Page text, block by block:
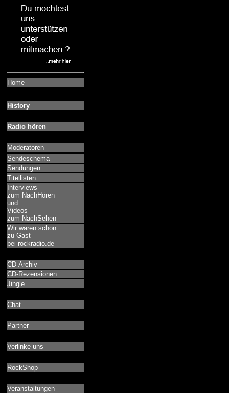
Home
History
Radio hören
Moderatoren
Sendeschema
Sendungen
Titellisten
Interviews
zum NachHören
und
Videos
zum NachSehen
Wir waren schon
zu Gast
bei rockradio.de
CD-Archiv
CD-Rezensionen
Jingle
Chat
Partner
Verlinke uns
RockShop
Veranstaltungen